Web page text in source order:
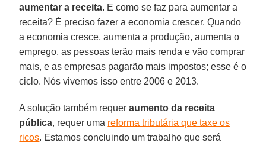
aumentar a receita. E como se faz para aumentar a
receita? É preciso fazer a economia crescer. Quando
a economia cresce, aumenta a produção, aumenta o
emprego, as pessoas terão mais renda e vão comprar
mais, e as empresas pagarão mais impostos; esse é o
ciclo. Nós vivemos isso entre 2006 e 2013.
A solução também requeraumento da receita
pública, requer uma reforma tributária que taxe os
ricos. Estamos concluindo um trabalho que será